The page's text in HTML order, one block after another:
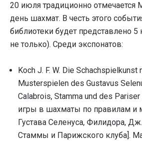
20 июля традиционно
день шахмат. В честь этого
библиотеки будет представлено 5
не только). Среди экспонатов:
Koch J. F. W. Die Schachspielkunst
Musterspielen des Gustavus
Calabrois, Stamma und des
игры в шахматы по правилам и
Густава Селенуса, Филидора,
Стаммы и Парижского клуба].